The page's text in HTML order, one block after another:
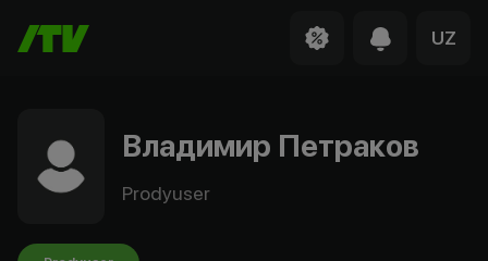
UZ
Владимир Петраков
Prodyuser